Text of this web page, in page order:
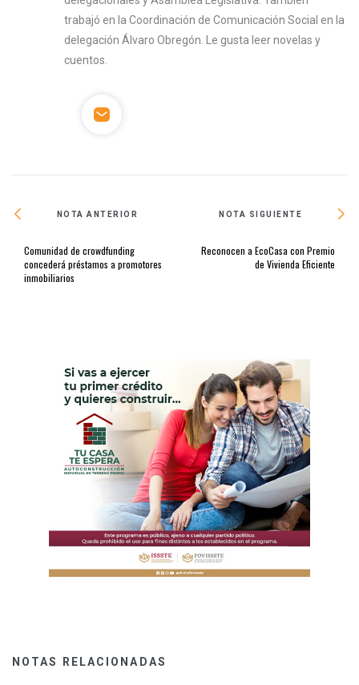
trabajó en la Coordinación de Comunicación Social en la
delegación Álvaro Obregón. Le gusta leer novelas y
cuentos.
NOTA ANTERIOR
Comunidad de crowdfunding
concederá préstamos a promotores
inmobiliarios
NOTA SIGUIENTE
Reconocen a EcoCasa con Premio
de Vivienda Eficiente
NOTAS RELACIONADAS